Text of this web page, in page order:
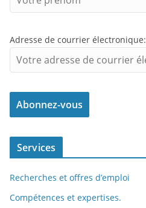
Adresse de courrier électronique:
Services
Recherches et offres d’emploi
Compétences et expertises.